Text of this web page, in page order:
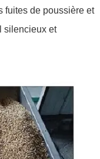
fuites de poussière et
silencieux et